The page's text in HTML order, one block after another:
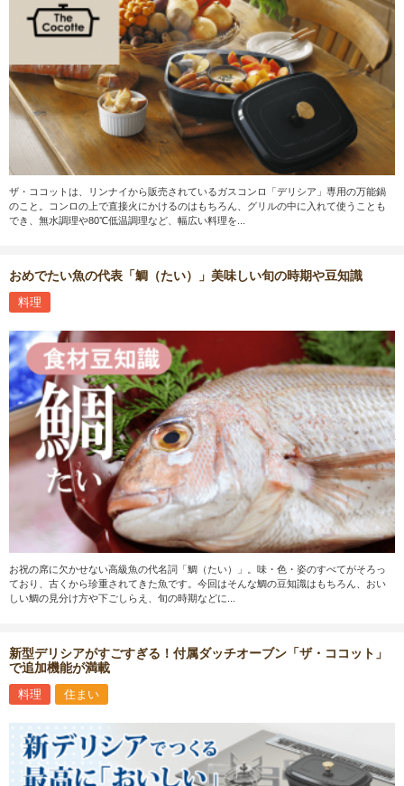
ザ・ココットは、リンナイから販売されているガスコンロ「デリシア」専用の万能鍋
のこと。コンロの上で直接火にかけるのはもちろん、グリルの中に入れて使うことも
でき、無水調理や80℃低温調理など、幅広い料理を...
おめでたい魚の代表「鯛（たい）」美味しい旬の時期や豆知識
料理
お祝の席に欠かせない高級魚の代名詞「鯛（たい）」。味・色・姿のすべてがそろっ
ており、古くから珍重されてきた魚です。今回はそんな鯛の豆知識はもちろん、おい
しい鯛の見分け方や下ごしらえ、旬の時期などに...
新型デリシアがすごすぎる！付属ダッチオーブン「ザ・ココット」
で追加機能が満載
料理 住まい